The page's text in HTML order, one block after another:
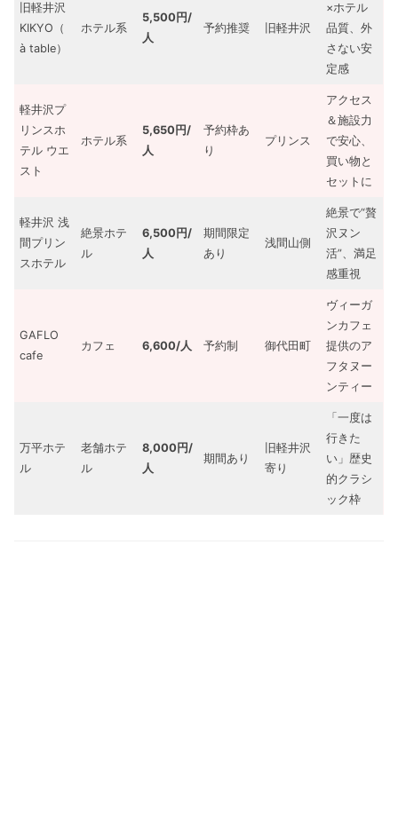
旧軽井沢
KIKYO（
à table）
ホテル系
5,500円/
人
予約推奨 旧軽井沢
×ホテル
品質、外
さない安
定感
軽井沢プ
リンスホ
テル ウエ
スト
ホテル系
5,650円/
人
予約枠あ
り
プリンス
アクセス
＆施設力
で安心、
買い物と
セットに
軽井沢 浅
間プリン
スホテル
絶景ホテ
ル
6,500円/
人
期間限定
あり
浅間山側
絶景で“贅
沢ヌン
活”、満足
感重視
GAFLO
cafe
カフェ 6,600/人 予約制 御代田町
ヴィーガ
ンカフェ
提供のア
フタヌー
ンティー
万平ホテ
ル
老舗ホテ
ル
8,000円/
人
期間あり
旧軽井沢
寄り
「一度は
行きた
い」歴史
的クラシ
ック枠